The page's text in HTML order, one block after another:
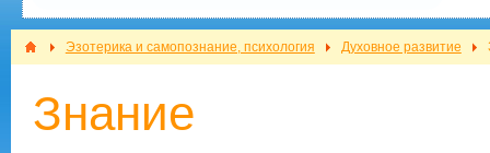
Эзотерика и самопознание, психология Духовное развитие
Знание